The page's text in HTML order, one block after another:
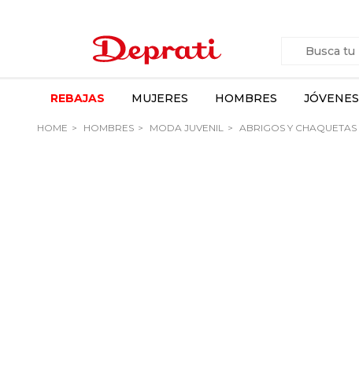
REBAJAS MUJERES HOMBRES JÓVENES
HOME HOMBRES MODA JUVENIL ABRIGOS Y CHAQUETAS